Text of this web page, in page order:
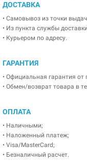
ДОСТАВКА
• Самовывоз из точки
• Из пункта службы
• Курьером по адресу.
ГАРАНТИЯ
• Официальная гарантия от
• Обмен/возврат товара в
ОПЛАТА
• Наличными;
• Наложенный платеж;
• Visa/MasterCard;
• Безналичный расчет.